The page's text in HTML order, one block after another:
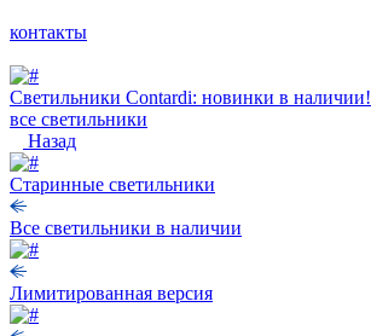
контакты
Светильники Contardi: новинки в наличии!
все светильники
Назад
Старинные светильники
Все светильники в наличии
Лимитированная версия